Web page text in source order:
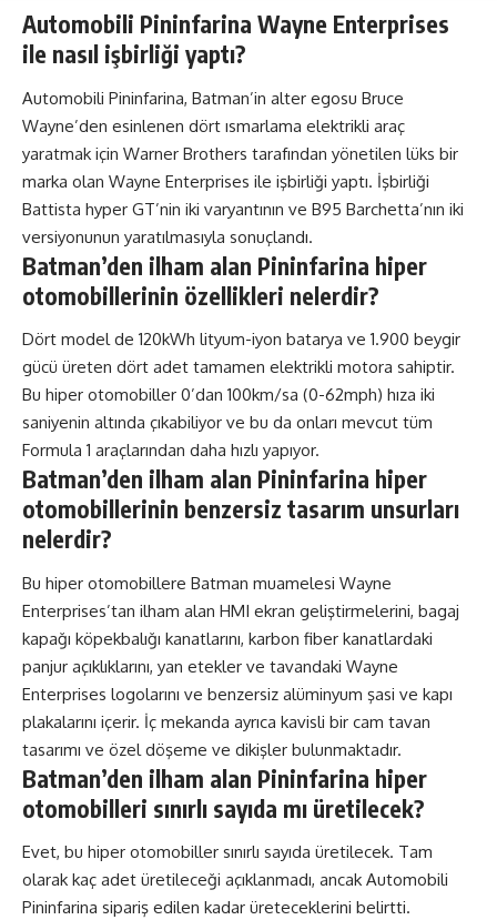
Automobili Pininfarina Wayne Enterprises
ile nasıl işbirliği yaptı?
Automobili Pininfarina, Batman’in alter egosu Bruce
Wayne’den esinlenen dört ısmarlama elektrikli araç
yaratmak için Warner Brothers tarafından yönetilen lüks bir
marka olan Wayne Enterprises ile işbirliği yaptı. İşbirliği
Battista hyper GT’nin iki varyantının ve B95 Barchetta’nın iki
versiyonunun yaratılmasıyla sonuçlandı.
Batman’den ilham alan Pininfarina hiper
otomobillerinin özellikleri nelerdir?
Dört model de 120kWh lityum-iyon batarya ve 1.900 beygir
gücü üreten dört adet tamamen elektrikli motora sahiptir.
Bu hiper otomobiller 0’dan 100km/sa (0-62mph) hıza iki
saniyenin altında çıkabiliyor ve bu da onları mevcut tüm
Formula 1 araçlarından daha hızlı yapıyor.
Batman’den ilham alan Pininfarina hiper
otomobillerinin benzersiz tasarım unsurları
nelerdir?
Bu hiper otomobillere Batman muamelesi Wayne
Enterprises’tan ilham alan HMI ekran geliştirmelerini, bagaj
kapağı köpekbalığı kanatlarını, karbon fiber kanatlardaki
panjur açıklıklarını, yan etekler ve tavandaki Wayne
Enterprises logolarını ve benzersiz alüminyum şasi ve kapı
plakalarını içerir. İç mekanda ayrıca kavisli bir cam tavan
tasarımı ve özel döşeme ve dikişler bulunmaktadır.
Batman’den ilham alan Pininfarina hiper
otomobilleri sınırlı sayıda mı üretilecek?
Evet, bu hiper otomobiller sınırlı sayıda üretilecek. Tam
olarak kaç adet üretileceği açıklanmadı, ancak Automobili
Pininfarina sipariş edilen kadar üreteceklerini belirtti.